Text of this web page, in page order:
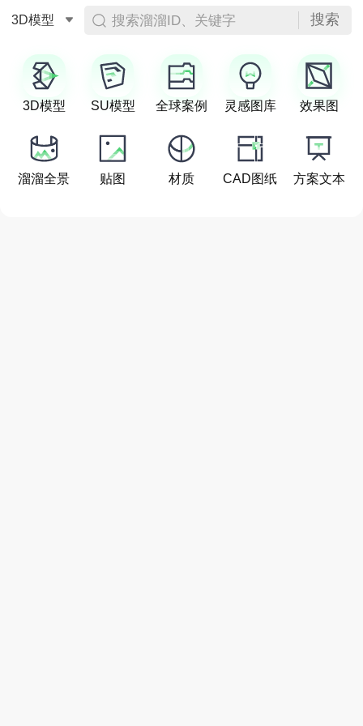
3D模型 搜索溜溜ID、关键字 搜索
3D模型 SU模型 全球案例 灵感图库 效果图
溜溜全景 贴图 材质 CAD图纸 方案文本